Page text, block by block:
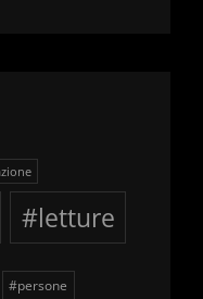
#letture
#persone